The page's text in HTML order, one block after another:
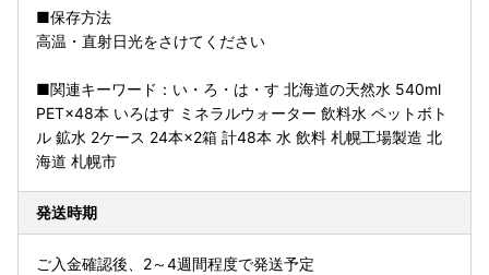
■保存方法
高温・直射日光をさけてください
■関連キーワード：い・ろ・は・す 北海道の天然水 540ml
PET×48本 いろはす ミネラルウォーター 飲料水 ペットボト
ル 鉱水 2ケース 24本×2箱 計48本 水 飲料 札幌工場製造 北
海道 札幌市
発送時期
ご入金確認後、2～4週間程度で発送予定